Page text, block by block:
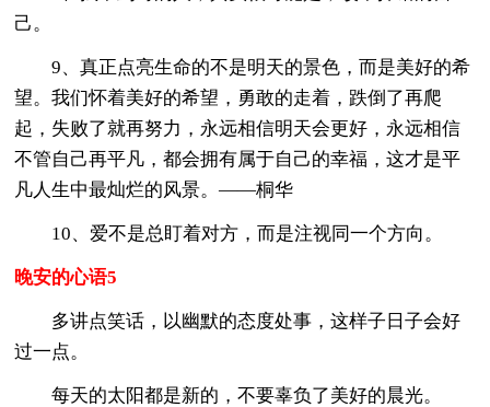
己。
9、真正点亮生命的不是明天的景色，而是美好的希
望。我们怀着美好的希望，勇敢的走着，跌倒了再爬
起，失败了就再努力，永远相信明天会更好，永远相信
不管自己再平凡，都会拥有属于自己的幸福，这才是平
凡人生中最灿烂的风景。——桐华
10、爱不是总盯着对方，而是注视同一个方向。
晚安的心语5
多讲点笑话，以幽默的态度处事，这样子日子会好
过一点。
每天的太阳都是新的，不要辜负了美好的晨光。